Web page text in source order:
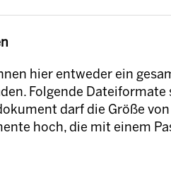
hier entweder ein
Folgende Dateiformate
darf die Größe
hoch, die mit einem